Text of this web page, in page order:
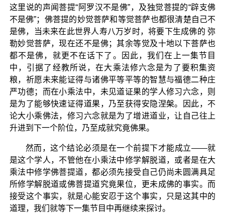
这里说的声闻菩提“阿罗汉不是佛”，及独觉菩提的“辟支佛
不是佛”；佛菩提的妙觉菩萨和等觉菩萨也都很清楚自己不
是佛，当未来在此世界人寿八万岁时，将要下生成佛的 弥
勒妙觉菩萨，现在还不是佛；其余等觉及十地以下菩萨也
都不是佛，就更不在话下了。因此，我们在上一集节目
中，引据了经教所说，在大乘法修六念是为了要积集资
粮，祈愿未来能证得与诸佛平等平等的智慧与福德二种庄
严功德；而在小乘法中，未见道证果的学人修习六念，则
是为了能够快速证得道果，乃至获得安隐涅槃。因此，不
论大小乘佛法，修习六念就是为了增进道业，让自己往上
升进到下一个阶位，乃至成就究竟佛果。
然而，这个结论必须是在一个前提下才能成立——就
是这个学人，不管他在小乘法中修学解脱道，或者是在大
乘法中修学佛菩提道，都必须先接受自己仍尚未圆满具足
所修学解脱道或佛菩提道究竟果位，更未成佛的事实。而
接受这个事实，就是心能安忍于这个事实，只是这其中的
道理，我们就等下一集节目中再继续来探讨。